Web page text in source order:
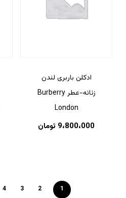
ادکلن باربری لندن
زنانه-عطر Burberry
London
9،800،000 تومان
1
2
3
4